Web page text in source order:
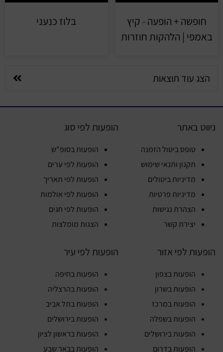
חופשה + הופעה - קיץ
באמפי | הלהקות חוזרות
בלוז כנעני
הצג עוד תוצאות
ניווט באתר
טופס ביטול הזמנה
תקנון ותנאי שימוש
מדיניות ביטולים
מדיניות פרטיות
הצהרת נגישות
יצירת קשר
הופעות לפי סוג
הופעות בסופ"ש
הופעות לפי ערים
הופעות לפי תאריך
הופעות לפי אולמות
הופעות לפי חגים
הצגות מומלצות
הופעות לפי אזור
הופעות בצפון
הופעות בשרון
הופעות במרכז
הופעות בשפלה
הופעות בירושלים
הופעות בדרום
הופעות לפי עיר
הופעות בחיפה
הופעות בהרצליה
הופעות בתל אביב
הופעות בירושלים
הופעות בראשון לציון
הופעות בבאר שבע